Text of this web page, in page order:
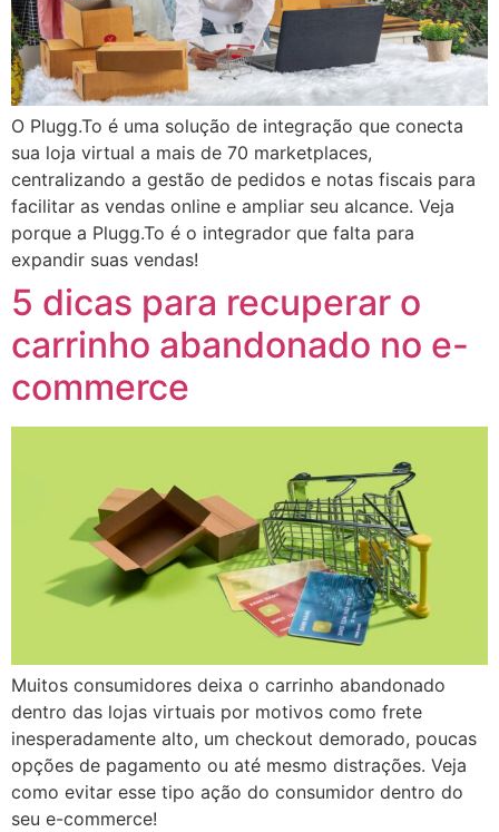
O Plugg.To é uma solução de integração que conecta
sua loja virtual a mais de 70 marketplaces,
centralizando a gestão de pedidos e notas fiscais para
facilitar as vendas online e ampliar seu alcance. Veja
porque a Plugg.To é o integrador que falta para
expandir suas vendas!
5 dicas para recuperar o
carrinho abandonado no e-
commerce
Muitos consumidores deixa o carrinho abandonado
dentro das lojas virtuais por motivos como frete
inesperadamente alto, um checkout demorado, poucas
opções de pagamento ou até mesmo distrações. Veja
como evitar esse tipo ação do consumidor dentro do
seu e-commerce!